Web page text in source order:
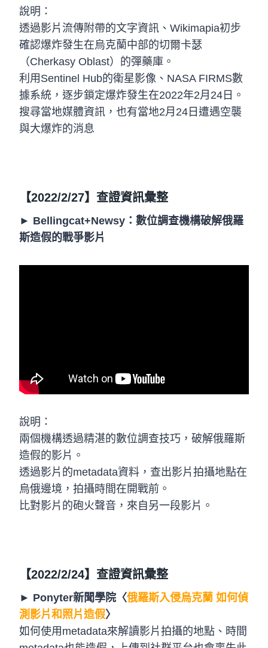
說明：
透過影片流傳附帶的文字資訊、Wikimapia初步
確認爆炸發生在烏克蘭中部的切爾卡瑟
（Cherkasy Oblast）的彈藥庫。
利用Sentinel Hub的衛星影像、NASA FIRMS數
據系統，逐步鎖定爆炸發生在2022年2月24日。
搜尋當地媒體資訊，也有當地2月24日遭遇空襲
與大爆炸的消息
【2022/2/27】查證資訊彙整
► Bellingcat+Newsy：數位調查機構破解俄羅
斯造假的戰爭影片
說明：
兩個機構透過精湛的數位調查技巧，破解俄羅斯
造假的影片。
透過影片的metadata資料，查出影片拍攝地點在
烏俄邊境，拍攝時間在開戰前。
比對影片的砲火聲音，來自另一段影片。
【2022/2/24】查證資訊彙整
► Ponyter新聞學院〈俄羅斯入侵烏克蘭 如何偵
測影片和照片造假〉
如何使用metadata來解讀影片拍攝的地點、時間